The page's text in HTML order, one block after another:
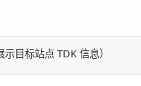
目标站点 TDK 信息）